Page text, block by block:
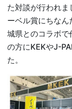
た対談が行われま
ーベル賞にちな
城県とのコラボ
の方にKEKやJ-
た。